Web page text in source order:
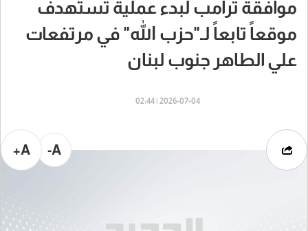
موافقة ترامب لبدء عملية تستهدف
موقعاً تابعاً لـ"حزب الله" في مرتفعات
علي الطاهر جنوب لبنان
2026-07-04 | 02:44
A-
A+